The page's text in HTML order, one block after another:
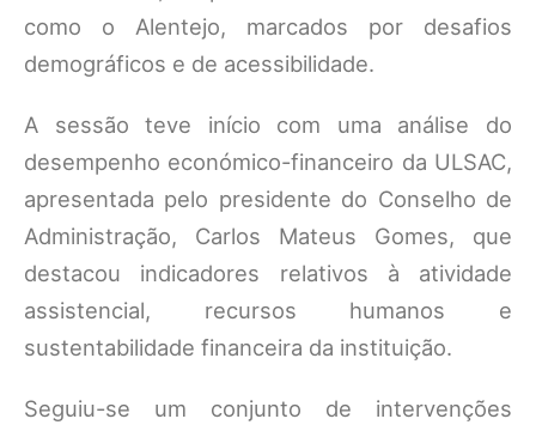
como o Alentejo, marcados por desafios
demográficos e de acessibilidade.
A sessão teve início com uma análise do
desempenho económico-financeiro da ULSAC,
apresentada pelo presidente do Conselho de
Administração, Carlos Mateus Gomes, que
destacou indicadores relativos à atividade
assistencial, recursos humanos e
sustentabilidade financeira da instituição.
Seguiu-se um conjunto de intervenções